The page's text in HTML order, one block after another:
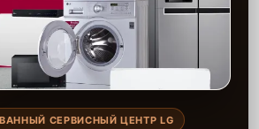
СЕРВИСНЫЙ ЦЕНТР LG